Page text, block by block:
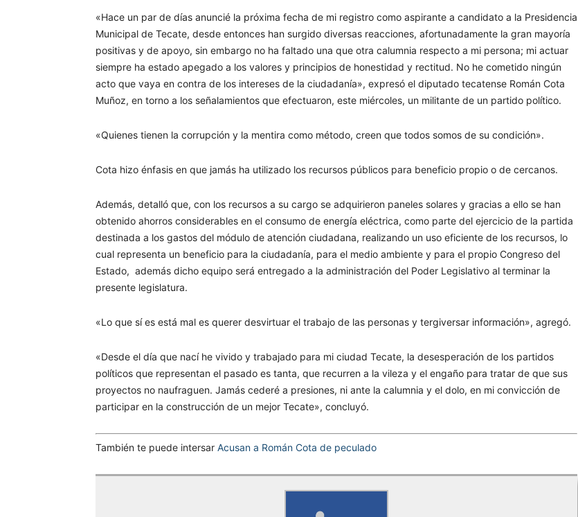
«Hace un par de días anuncié la próxima fecha de mi registro como aspirante a candidato a la Presidencia
Municipal de Tecate, desde entonces han surgido diversas reacciones, afortunadamente la gran mayoría
positivas y de apoyo, sin embargo no ha faltado una que otra calumnia respecto a mi persona; mi actuar
siempre ha estado apegado a los valores y principios de honestidad y rectitud. No he cometido ningún
acto que vaya en contra de los intereses de la ciudadanía», expresó el diputado tecatense Román Cota
Muñoz, en torno a los señalamientos que efectuaron, este miércoles, un militante de un partido político.
«Quienes tienen la corrupción y la mentira como método, creen que todos somos de su condición».
Cota hizo énfasis en que jamás ha utilizado los recursos públicos para beneficio propio o de cercanos.
Además, detalló que, con los recursos a su cargo se adquirieron paneles solares y gracias a ello se han
obtenido ahorros considerables en el consumo de energía eléctrica, como parte del ejercicio de la partida
destinada a los gastos del módulo de atención ciudadana, realizando un uso eficiente de los recursos, lo
cual representa un beneficio para la ciudadanía, para el medio ambiente y para el propio Congreso del
Estado, además dicho equipo será entregado a la administración del Poder Legislativo al terminar la
presente legislatura.
«Lo que sí es está mal es querer desvirtuar el trabajo de las personas y tergiversar información», agregó.
«Desde el día que nací he vivido y trabajado para mi ciudad Tecate, la desesperación de los partidos
políticos que representan el pasado es tanta, que recurren a la vileza y el engaño para tratar de que sus
proyectos no naufraguen. Jamás cederé a presiones, ni ante la calumnia y el dolo, en mi convicción de
participar en la construcción de un mejor Tecate», concluyó.
También te puede intersar Acusan a Román Cota de peculado